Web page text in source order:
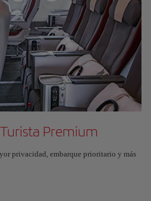
Premium
privacidad, embarque prioritario y más